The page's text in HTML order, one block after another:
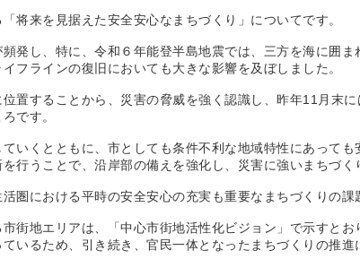
将来を見据えた安全安心なまちづくり」についてです。
発し、特に、令和６年能登半島地震では、三方を海に囲
フラインの復旧においても大きな影響を及ぼしました。
置することから、災害の脅威を強く認識し、昨年11月末
です。
いくとともに、市としても条件不利な地域特性にあって
行うことで、沿岸部の備えを強化し、災害に強いまちづく
圏における平時の安全安心の充実も重要なまちづくりの課
街地エリアは、「中心市街地活性化ビジョン」で示すと
いるため、引き続き、官民一体となったまちづくりの推進